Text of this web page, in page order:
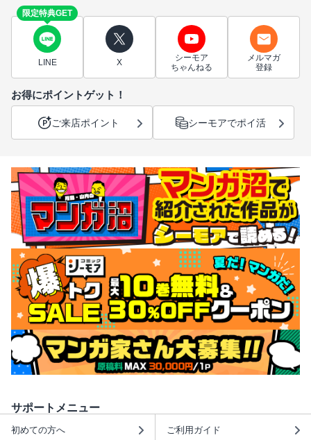
限定特典GET
LINE X
シーモア
ちゃんねる
メルマガ
登録
お得にポイントゲット！
ご来店ポイント シーモアでポイ活
サポートメニュー
初めての方へ ご利用ガイド